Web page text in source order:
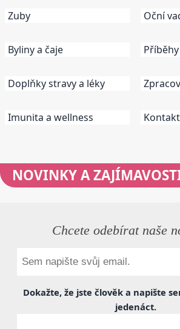
Zuby
Byliny a čaje
Doplňky stravy a léky
Imunita a wellness
Oční
Příběhy
Kontakt
NOVINKYA
Chcete odebírat naše
Dokažte, že jste člověk a napište
jedenáct.